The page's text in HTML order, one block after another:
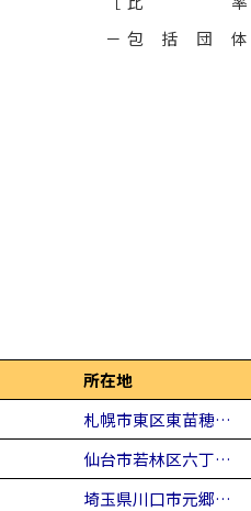
－ 包括団体
所在地
札幌市東区東苗穂…
仙台市若林区六丁…
埼玉県川口市元郷…